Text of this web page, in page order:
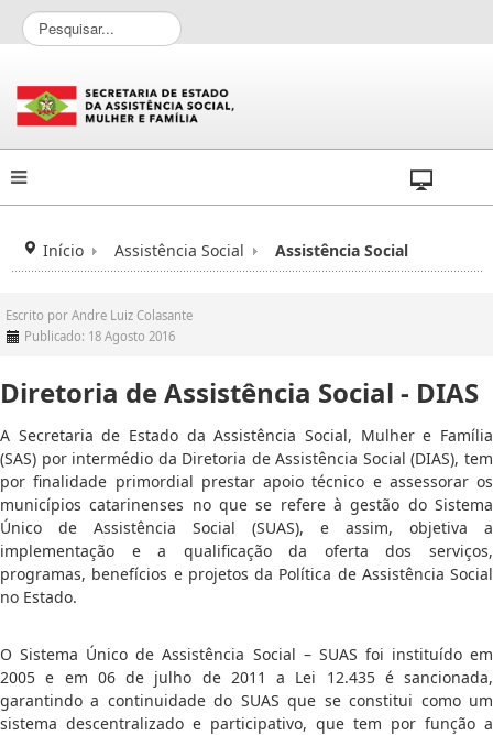
P
e
q
u
i
s
a
Início Assistência Social Assistência Social
Escrito por Andre Luiz Colasante
Publicado: 18 Agosto 2016
Diretoria de Assistência Social - DIAS
A Secretaria de Estado da Assistência Social, Mulher e Família
(SAS) por intermédio da Diretoria de Assistência Social (DIAS), tem
por finalidade primordial prestar apoio técnico e assessorar os
municípios catarinenses no que se refere à gestão do Sistema
Único de Assistência Social (SUAS), e assim, objetiva a
implementação e a qualificação da oferta dos serviços,
programas, benefícios e projetos da Política de Assistência Social
no Estado.
O Sistema Único de Assistência Social – SUAS foi instituído em
2005 e em 06 de julho de 2011 a Lei 12.435 é sancionada,
garantindo a continuidade do SUAS que se constitui como um
sistema descentralizado e participativo, que tem por função a